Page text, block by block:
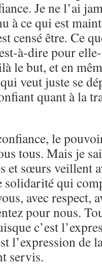
Je ne l’ai
à ce qui est
censé être. Ce
à-dire pour
le but, et en
veut juste se
quant à la
le
tous. Mais je
et sœurs veillent
solidarité qui
avec respect,
pour nous.
c’est
l’expression de
servis.